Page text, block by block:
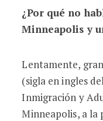
¿Por qué no
Minneapolis y
Lentamente,
(sigla en ingles
Inmigración y
Minneapolis, a la